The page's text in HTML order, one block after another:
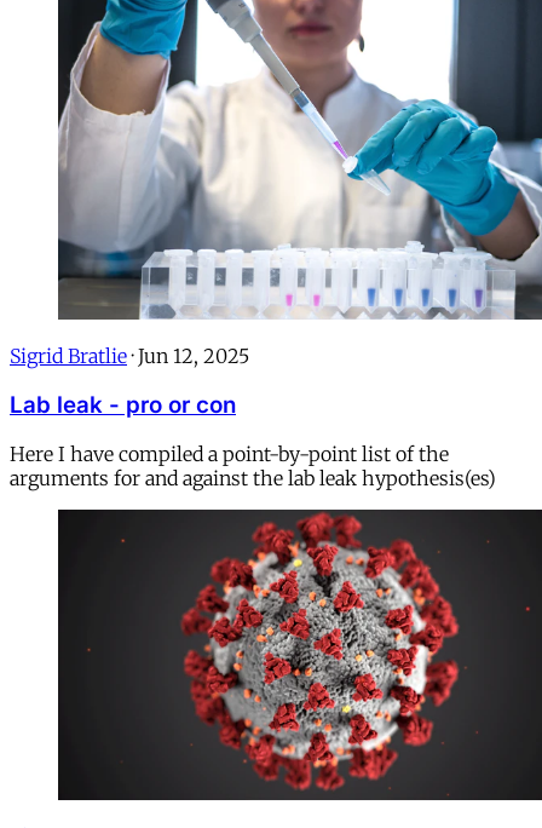
Sigrid Bratlie · Jun 12, 2025
Lab leak - pro or con
Here I have compiled a point-by-point list of the
arguments for and against the lab leak hypothesis(es)